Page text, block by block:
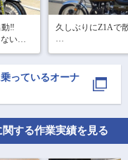
‼︎
いの
久しぶりにZ1Aで
で。
昨年はこのZ1もい
ろ修理して大変で
っているオーナ
する作業実績を見る